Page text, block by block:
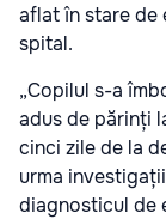
aflat în stare de
spital.
„Copilul s-a
adus de părinți
cinci zile de la
urma
diagnosticul de